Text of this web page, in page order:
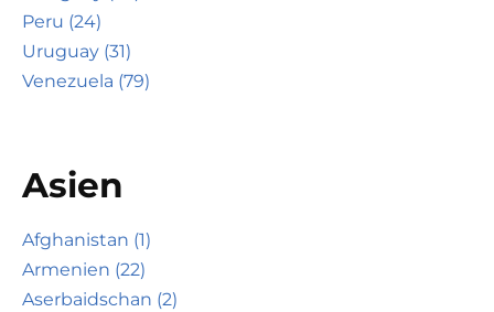
Peru (24)
Uruguay (31)
Venezuela (79)
Asien
Afghanistan (1)
Armenien (22)
Aserbaidschan (2)